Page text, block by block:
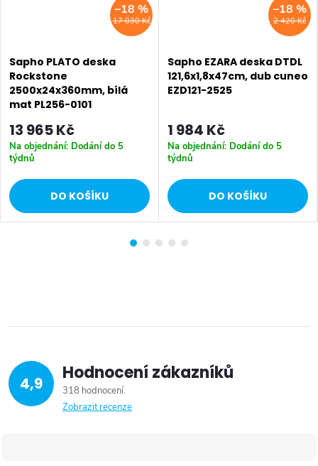
17 030 Kč
–18 %
Sapho PLATO deska
Rockstone
2500x24x360mm, bílá
mat PL256-0101
13 965 Kč
Na objednání: Dodání do 5
týdnů
DO KOŠÍKU
2 420 Kč
–18 %
Sapho EZARA deska DTDL
121,6x1,8x47cm, dub cuneo
EZD121-2525
1 984 Kč
Na objednání: Dodání do 5
týdnů
DO KOŠÍKU
4,9 Hodnocení zákazníků
318 hodnocení
Zobrazit recenze